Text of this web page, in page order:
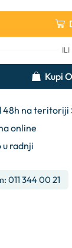
ILI
Kupi
48h na teritoriji
online
u radnji
011 344 00 21